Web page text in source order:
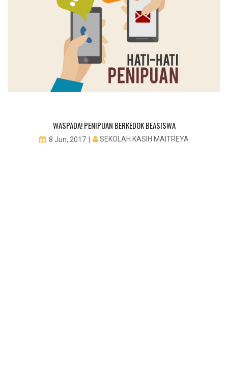
WASPADA! PENIPUAN BERKEDOK BEASISWA
8 Jun, 2017 SEKOLAH KASIH MAITREYA